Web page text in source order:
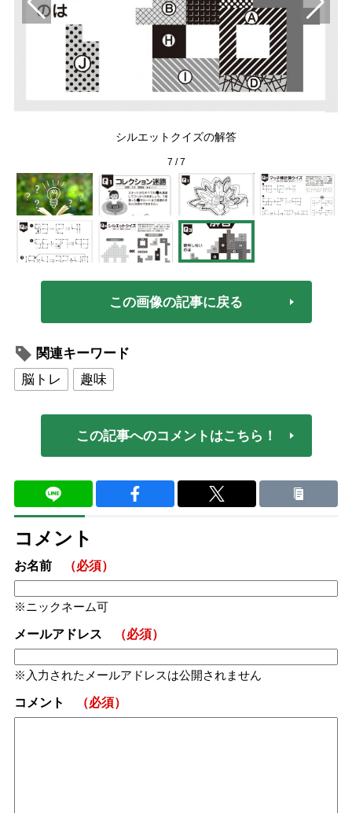
シルエットクイズの解答
7 /7
この画像の記事に戻る
関連キーワード
脳トレ
趣味
この記事へのコメントはこちら！
コメント
お名前 （必須）
ニックネーム可
メールアドレス （必須）
入力されたメールアドレスは公開されません
コメント （必須）